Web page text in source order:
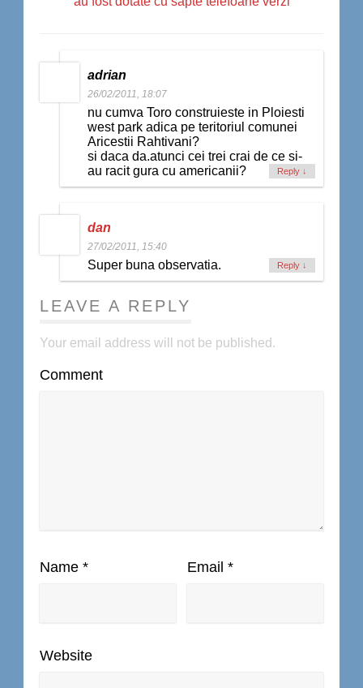
adrian
26/02/2011, 18:07
nu cumva Toro construieste in Ploiesti
west park adica pe teritoriul comunei
Aricestii Rahtivani?
si daca da.atunci cei trei crai de ce si-
au racit gura cu americanii?
Reply ↓
dan
27/02/2011, 15:40
Super buna observatia. Reply ↓
LEAVE A REPLY
Your email address will not be published.
Comment
Name * Email *
Website